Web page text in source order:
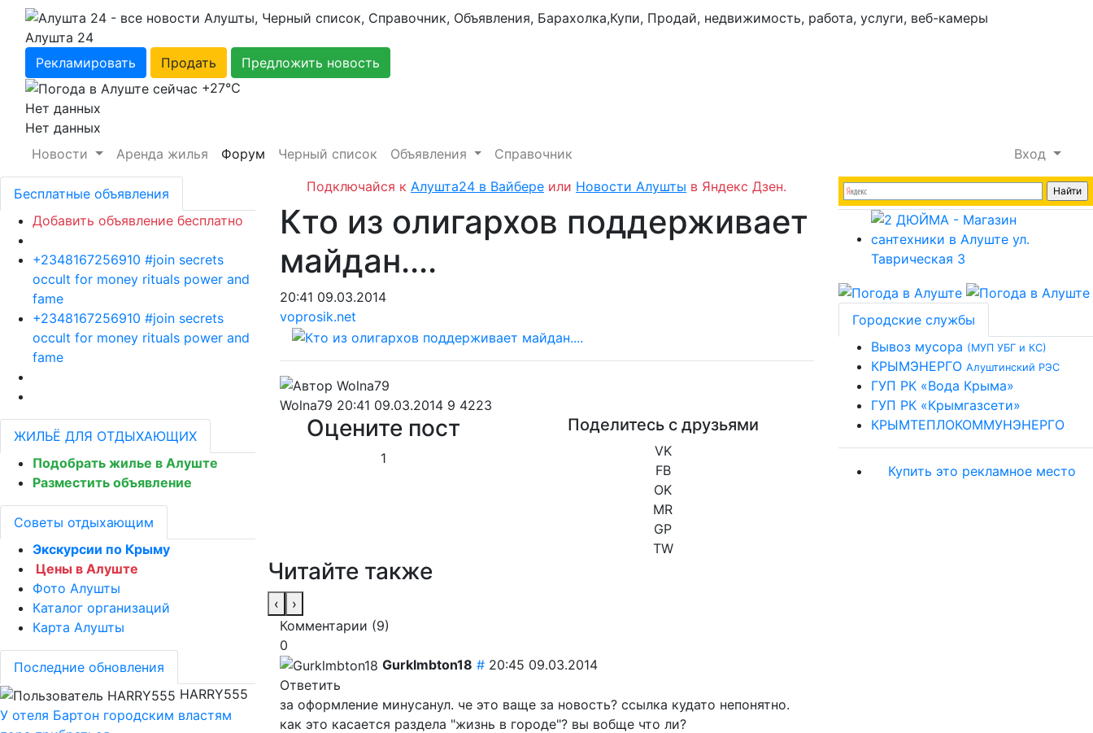
Алушта 24
Рекламировать
Продать
Предложить новость
+27℃
Нет данных
Нет данных
Новости
Аренда жилья Форум Черный список Объявления Справочник
Вход
Подключайся к Алушта24 в Вайбере или Новости Алушты в Яндекс Дзен.
Кто из олигархов поддерживает
майдан....
20:41 09.03.2014
voprosik.net
Wolna79 20:41 09.03.2014 9 4223
Оцените пост
1
Поделитесь с друзьями
VK
FB
OK
MR
GP
TW
Читайте также
‹
›
Комментарии (9)
0
Gurklmbton18 # 20:45 09.03.2014
Ответить
за оформление минусанул. че это ваще за новость? ссылка кудато непонятно.
как это касается раздела "жизнь в городе"? вы вобще что ли?
Бесплатные объявления
Добавить объявление бесплатно
+2348167256910 #join secrets
occult for money rituals power and
fame
+2348167256910 #join secrets
occult for money rituals power and
fame
ЖИЛЬЁ ДЛЯ ОТДЫХАЮЩИХ
Подобрать жилье в Алуште
Разместить объявление
Советы отдыхающим
Экскурсии по Крыму
Цены в Алуште
Фото Алушты
Каталог организаций
Карта Алушты
Последние обновления
HARRY555
У отеля Бартон городским властям
Городские службы
Вывоз мусора (МУП УБГ и КС)
КРЫМЭНЕРГО Алуштинский РЭС
ГУП РК «Вода Крыма»
ГУП РК «Крымгазсети»
КРЫМТЕПЛОКОММУНЭНЕРГО
Купить это рекламное место